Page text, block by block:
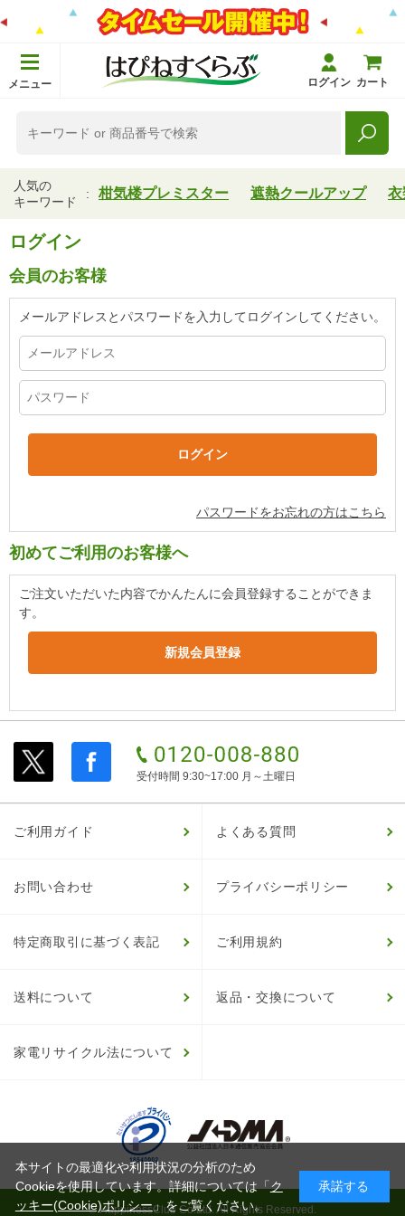
メニュー ログイン カート
人気の
キーワード
柑気楼プレミスター 遮熱クールアップ 衣
ログイン
会員のお客様
メールアドレスとパスワードを入力してログインしてください。
パスワードをお忘れの方はこちら
初めてご利用のお客様へ
ご注文いただいた内容でかんたんに会員登録することができま
す。
受付時間 9:30~17:00 月～土曜日
ご利用ガイド よくある質問
お問い合わせ プライバシーポリシー
特定商取引に基づく表記 ご利用規約
送料について 返品・交換について
家電リサイクル法について
© HappinessClub Co.Ltd. All Rights Reserved.
本サイトの最適化や利用状況の分析のため
Cookieを使用しています。詳細については「ク
ッキー(Cookie)ポリシー」をご覧ください。
承諾する